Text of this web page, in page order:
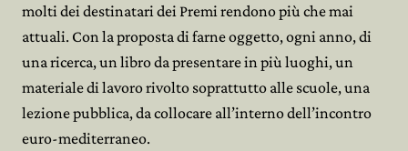
molti dei destinatari dei Premi rendono più che mai
attuali. Con la proposta di farne oggetto, ogni anno, di
una ricerca, un libro da presentare in più luoghi, un
materiale di lavoro rivolto soprattutto alle scuole, una
lezione pubblica, da collocare all’interno dell’incontro
euro-mediterraneo.